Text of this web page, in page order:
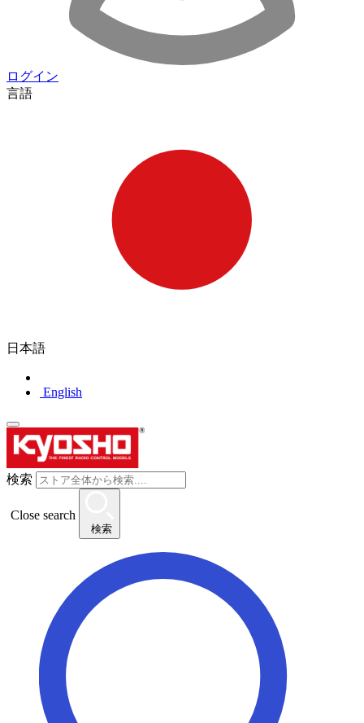
ログイン
言語
日本語
English
検索
Close search
検索